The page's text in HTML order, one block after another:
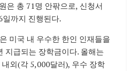
은 총 71명 안팎으로, 신청서
까지 진행된다.
미국 내 우수한 한인 인재들을
지급되는 장학금이다. 올해는
외(각 5,000달러), 우수 장학